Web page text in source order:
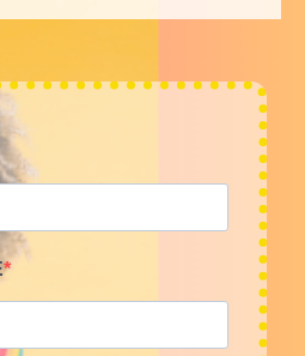
POLOS
Mix de polos vintage de
80,00€–320,00€ (sin IVA)